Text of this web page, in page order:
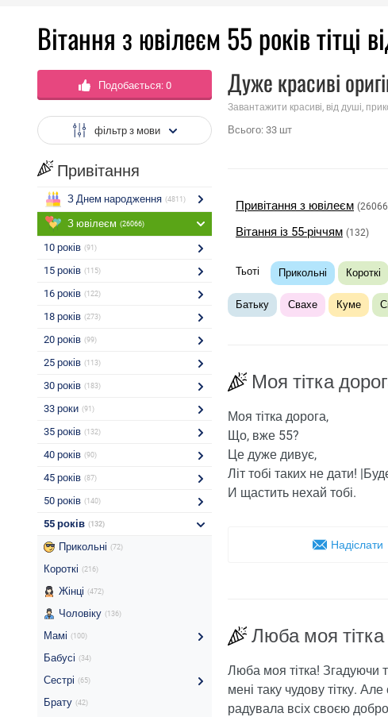
Вітання з ювілеєм 55 років тітці
Подобається: 0
фільтр з мови
Привітання
З Днем народження (4811)
З ювілеєм (26066)
10 років (91)
15 років (115)
16 років (122)
18 років (273)
20 років (99)
25 років (113)
30 років (183)
33 роки (91)
35 років (132)
40 років (90)
45 років (87)
50 років (140)
55 років (132)
Прикольні (72)
Короткі (216)
Жінці (472)
Чоловіку (136)
Мамі (100)
Бабусі (34)
Сестрі (65)
Брату (42)
Дуже красиві
Завантажити красиві, від душі,
Всього: 33 шт
Привітання з ювілеєм
Вітання із 55-річчям (132)
Тьоті Прикольні Короткі
Батьку Свахе Куме
Моя тітка
Моя тітка дорога,
Що, вже 55?
Це дуже дивує,
Літ тобі таких не дати!
И щастить нехай тобі.
Надіслати
Люба моя
Люба моя тітка! Згадуючи
мені таку чудову тітку.
радувала всіх своєю